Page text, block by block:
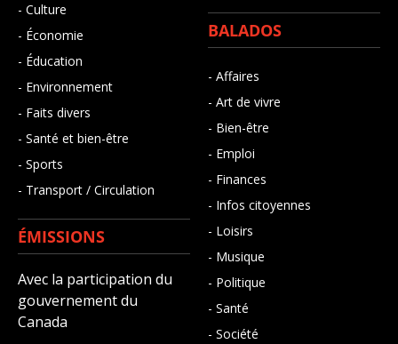
- Culture
- Économie
- Éducation
- Environnement
- Faits divers
- Santé et bien-être
- Sports
- Transport / Circulation
ÉMISSIONS
Avec la participation du
gouvernement du
Canada
BALADOS
- Affaires
- Art de vivre
- Bien-être
- Emploi
- Finances
- Infos citoyennes
- Loisirs
- Musique
- Politique
- Santé
- Société